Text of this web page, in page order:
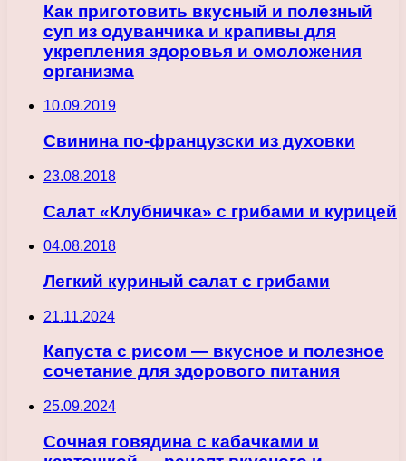
Как приготовить вкусный и полезный
суп из одуванчика и крапивы для
укрепления здоровья и омоложения
организма
10.09.2019
Свинина по-французски из духовки
23.08.2018
Салат «Клубничка» с грибами и курицей
04.08.2018
Легкий куриный салат с грибами
21.11.2024
Капуста с рисом — вкусное и полезное
сочетание для здорового питания
25.09.2024
Сочная говядина с кабачками и